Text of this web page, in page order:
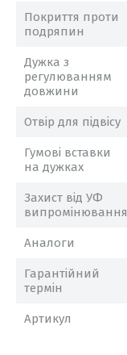
Покриття проти
подряпин
Дужка з
регулюванням
довжини
Отвір для підвісу
Гумові вставки
на дужках
Захист від УФ
випромінювання
Аналоги
Гарантійний
термін
Артикул